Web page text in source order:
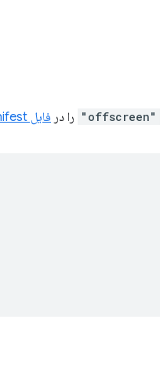
"offscreen" را در فایل manifest افزونه